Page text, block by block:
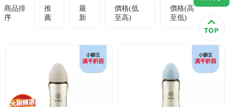
醫材用品
美容／個人清潔
食品／健康食補
紅利點數查詢
優惠券查詢
商品排
序
推
薦
最
新
價格(低
至高)
價格(高
至低)